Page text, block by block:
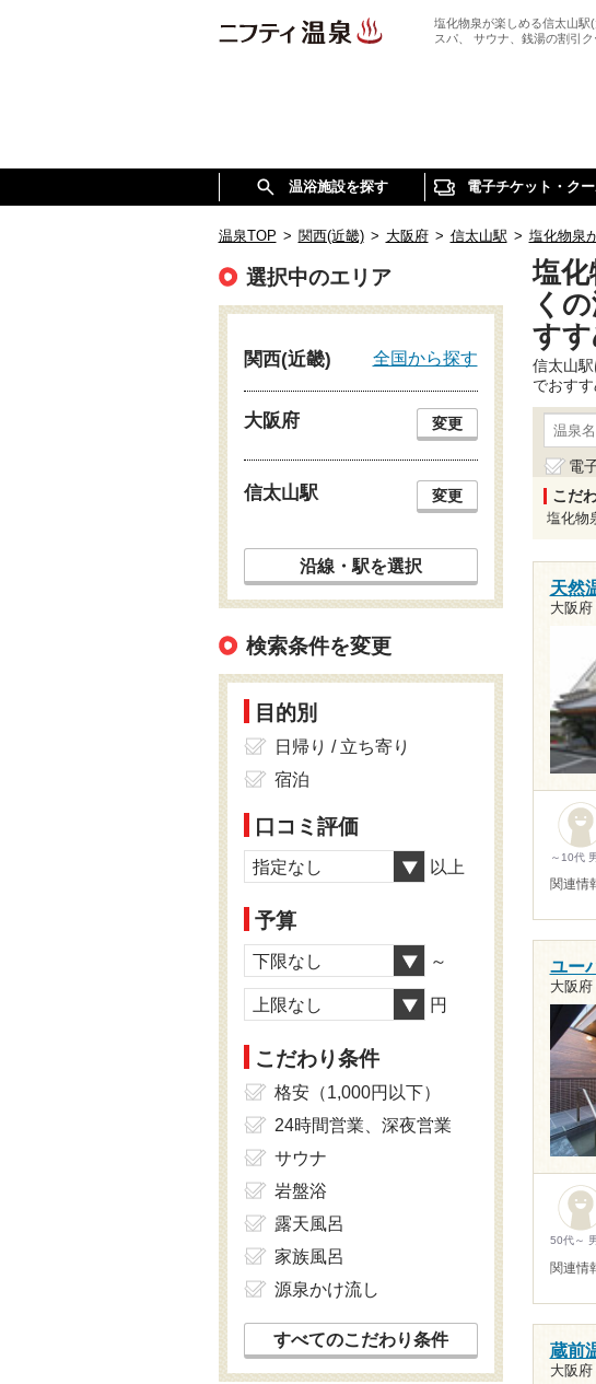
塩化物泉が楽しめる信太山駅
スパ、 サウナ、銭湯の割引
温浴施設を探す 電子チケット・ク
温泉TOP > 関西(近畿) > 大阪府 > 信太山駅 > 塩化物泉
塩化
く
す
信太山
でおす
電
こだ
塩化物
天然
大阪
～10代
関連情
ユー
大阪
50代～
関連情
蔵前
大阪
選択中のエリア
関西(近畿) 全国から探す
大阪府 変更
信太山駅 変更
沿線・駅を選択
検索条件を変更
目的別
日帰り / 立ち寄り
宿泊
口コミ評価
指定なし 以上
予算
下限なし ～
上限なし 円
こだわり条件
格安（1,000円以下）
24時間営業、深夜営業
サウナ
岩盤浴
露天風呂
家族風呂
源泉かけ流し
すべてのこだわり条件